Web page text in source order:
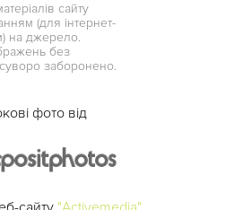
сайту
(для інтернет-
на джерело.
без
заборонено.
фото від